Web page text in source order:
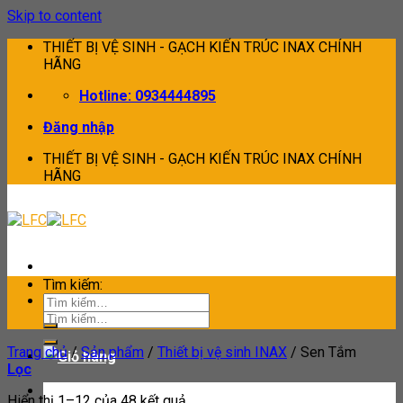
Skip to content
THIẾT BỊ VỆ SINH - GẠCH KIẾN TRÚC INAX CHÍNH
HÃNG
Hotline: 0934444895
Đăng nhập
THIẾT BỊ VỆ SINH - GẠCH KIẾN TRÚC INAX CHÍNH
HÃNG
Tìm kiếm:
Tìm kiếm:
Trang chủ / Sản phẩm / Thiết bị vệ sinh INAX / Sen Tắm
Lọc